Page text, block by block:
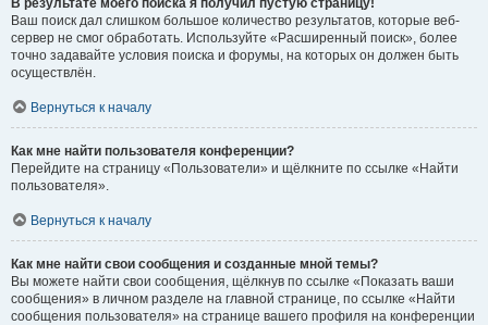
В результате моего поиска я получил пустую страницу!
Ваш поиск дал слишком большое количество результатов, которые веб-
сервер не смог обработать. Используйте «Расширенный поиск», более
точно задавайте условия поиска и форумы, на которых он должен быть
осуществлён.
Вернуться к началу
Как мне найти пользователя конференции?
Перейдите на страницу «Пользователи» и щёлкните по ссылке «Найти
пользователя».
Вернуться к началу
Как мне найти свои сообщения и созданные мной темы?
Вы можете найти свои сообщения, щёлкнув по ссылке «Показать ваши
сообщения» в личном разделе на главной странице, по ссылке «Найти
сообщения пользователя» на странице вашего профиля на конференции